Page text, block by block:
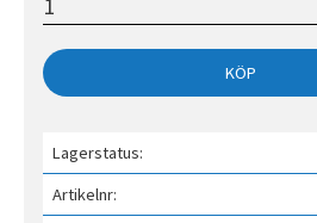
KÖP
Lagerstatus
Artikelnr